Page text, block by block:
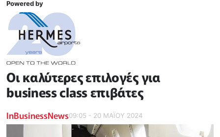
Powered by
Οι καλύτερες επιλογές για
business class επιβάτες
InBusinessNews09:05 - 20 ΜΑΪ́ΟΥ 2024